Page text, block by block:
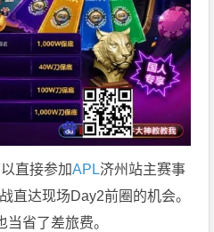
直接参加APL济州站主赛事
直达现场Day2前圈的机会。
省了差旅费。